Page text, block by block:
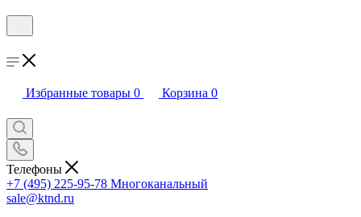
Избранные товары 0 Корзина 0
Телефоны
+7 (495) 225-95-78 Многоканальный
sale@ktnd.ru